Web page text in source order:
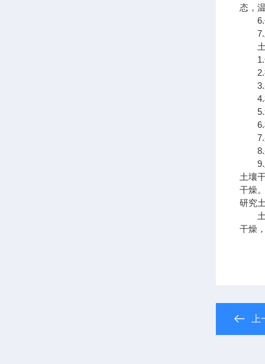
态，
6.使
7.土
土
1.干
2.操
3.采
4.样
5.箱
6.样
7.采
8.采
9.土
土壤
干燥
研究
土壤
干燥